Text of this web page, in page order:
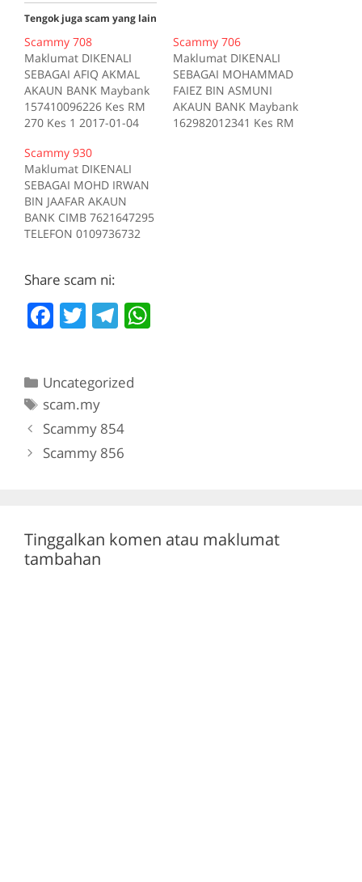
Tengok juga scam yang lain
Scammy 708
Maklumat DIKENALI
SEBAGAI AFIQ AKMAL
AKAUN BANK Maybank
157410096226 Kes RM
270 Kes 1 2017-01-04
Sumber scam.my id:708
Scammy 706
Maklumat DIKENALI
SEBAGAI MOHAMMAD
FAIEZ BIN ASMUNI
AKAUN BANK Maybank
162982012341 Kes RM
Scammy 930
Maklumat DIKENALI
SEBAGAI MOHD IRWAN
BIN JAAFAR AKAUN
BANK CIMB 7621647295
TELEFON 0109736732
deskripsi Sumber
Share scam ni:
F
a
e
b
o
o
T
w
er
T
el
gr
a
m
Categories
Uncategorized
Tags
scam.my
Scammy 854
Scammy 856
Tinggalkan komen atau maklumat
tambahan